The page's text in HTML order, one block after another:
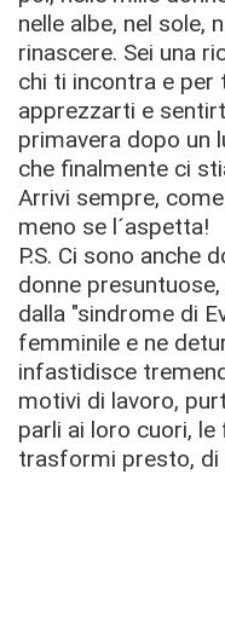
nelle albe, nel sole,
rinascere. Sei una
chi ti incontra e per
apprezzarti e
primavera dopo un
che finalmente ci
Arrivi sempre,
meno se l´aspetta!
P.S. Ci sono anche
donne
dalla "sindrome di
femminile e ne
infastidisce
motivi di lavoro,
parli ai loro cuori,
trasformi presto, di